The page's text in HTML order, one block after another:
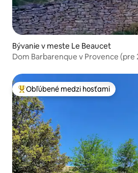
Bývanie v meste Le Beaucet
Dom Barbarenque v Provence (pre
Najobľúbenejšie medzi hosťami
Obľúbené medzi hosťami